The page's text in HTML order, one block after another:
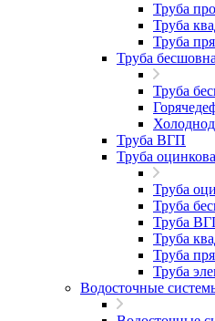
Труба
Труба
Труба
Труба
Труба
Труба ВГП
Труба
Труба
Труба
Труба
Труба
Труба
Труба
Водосточные